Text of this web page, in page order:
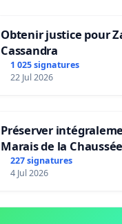
Obtenir justice pour
Cassandra
1 025 signatures
22 Jul 2026
Préserver
Marais de la Chaussée
227 signatures
4 Jul 2026